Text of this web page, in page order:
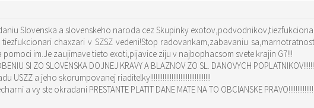
Slovenska a slovenskeho naroda cez Skupinky
chaxzari v SZSZ vedeni!Stop radovankam,zabavaniu
im.Je zaujimave tieto exoti,pijavice ziju v najbophacsom svete krajin G7!!!
SI ZO SLOVENSKA DOJNEJ KRAVY A BLAZNOV ZO SL. DANOVYCH
USZZ a jeho skorumpovanej riaditelky!!!!!!!!!!!!!!!!!!!!!!!!!!!!!!!!!!
a vy ste okradani PRESTANTE PLATIT DANE MATE NA TO OBCIANSKE